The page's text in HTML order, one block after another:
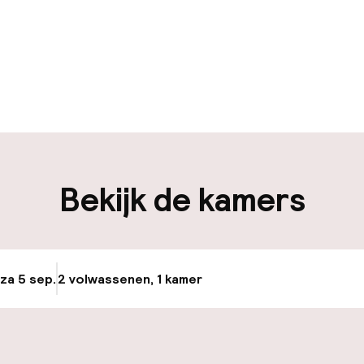
op eigen
auto op
Transferservice
Bekijk de kamers
5 sep.2 volwassenen, 1 kamer